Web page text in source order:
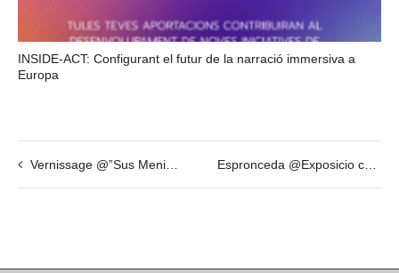
INSIDE-ACT: Configurant el futur de la narració immersiva a
Europa
Vernissage @”Sus Meninas y Otras Esculturas” by Fabian Vogler + invited guest Savina Tarsitano